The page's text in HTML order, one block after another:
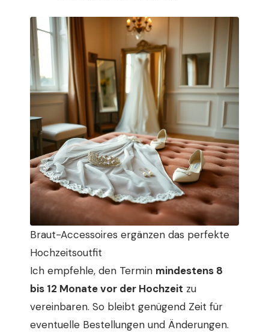
Braut-Accessoires ergänzen das perfekte
Hochzeitsoutfit
Ich empfehle, den Termin mindestens 8
bis 12 Monate vor der Hochzeit zu
vereinbaren. So bleibt genügend Zeit für
eventuelle Bestellungen und Änderungen.